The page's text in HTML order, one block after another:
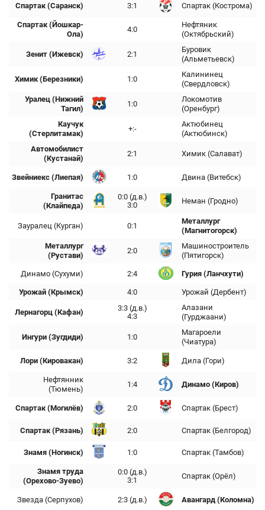
Спартак (Саранск) 3:1 Спартак (Кострома)
Спартак (Йошкар-
Ола)
4:0
Нефтяник
(Октябрьский)
Зенит (Ижевск) 2:1
Буровик
(Альметьевск)
Химик (Березники) 1:0
Калининец
(Свердловск)
Уралец (Нижний
Тагил)
1:0
Локомотив
(Оренбург)
Каучук
(Стерлитамак)
+:-
Актюбинец
(Актюбинск)
Автомобилист
(Кустанай)
2:1 Химик (Салават)
Звейниекс (Лиепая) 1:0 Двина (Витебск)
Гранитас
(Клайпеда)
0:0 (д.в.)
3:0
Неман (Гродно)
Зауралец (Курган) 0:1
Металлург
(Магнитогорск)
Металлург
(Рустави)
2:0
Машиностроитель
(Пятигорск)
Динамо (Сухуми) 2:4 Гурия (Ланчхути)
Урожай (Крымск) 4:0 Урожай (Дербент)
Лернагорц (Кафан)
3:3 (д.в.)
4:3
Алазани
(Гурджаани)
Ингури (Зугдиди) 1:0
Магароели
(Чиатура)
Лори (Кировакан) 3:2 Дила (Гори)
Нефтянник
(Тюмень)
1:4 Динамо (Киров)
Спартак (Могилёв) 2:0 Спартак (Брест)
Спартак (Рязань) 2:0 Спартак (Белгород)
Знамя (Ногинск) 1:0 Спартак (Тамбов)
Знамя труда
(Орехово-Зуево)
0:0 (д.в.)
3:1
Спартак (Орёл)
Звезда (Серпухов) 2:3 (д.в.) Авангард (Коломна)